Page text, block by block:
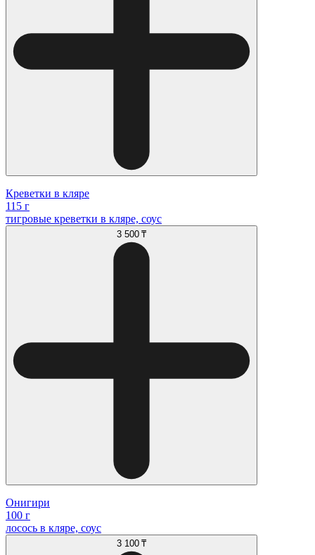
Креветки в кляре
115 г
тигровые креветки в кляре, соус
3 500 ₸
Онигири
100 г
лосось в кляре, соус
3 100 ₸